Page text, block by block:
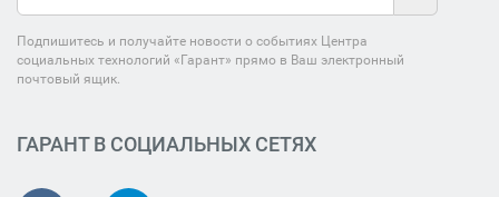
Подпишитесь и получайте новости о событиях Центра
социальных технологий «Гарант» прямо в Ваш электронный
почтовый ящик.
ГАРАНТ В СОЦИАЛЬНЫХ СЕТЯХ